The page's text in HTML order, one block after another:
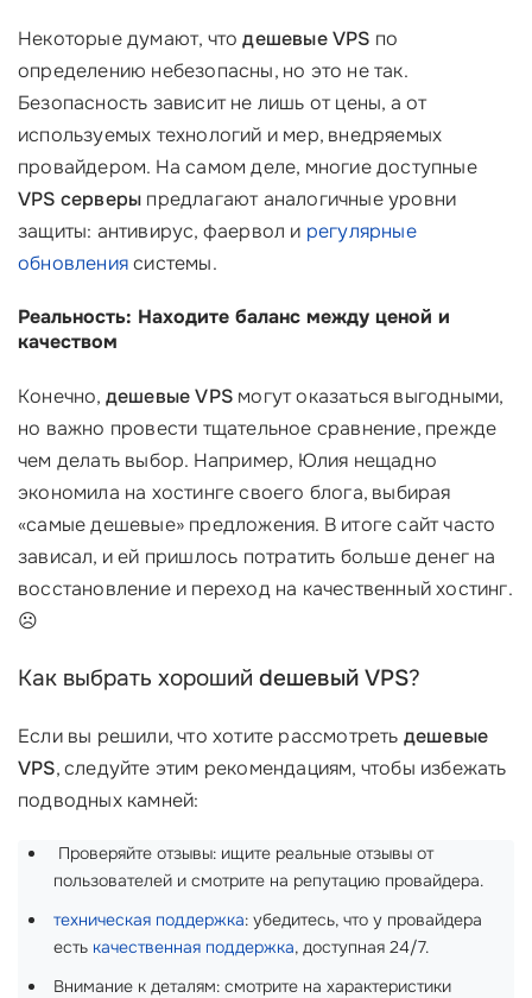
Некоторые думают, чтодешевые VPS по
определению небезопасны, но это не так.
Безопасность зависит не лишь от цены, а от
используемых технологий и мер, внедряемых
провайдером. На самом деле, многие доступные
VPS серверы предлагают аналогичные уровни
защиты: антивирус, фаервол и регулярные
обновлениясистемы.
Реальность: Находите баланс между ценой и
качеством
Конечно, дешевые VPS могут оказаться выгодными,
но важно провести тщательное сравнение, прежде
чем делать выбор. Например, Юлия нещадно
экономила на хостинге своего блога, выбирая
«самые дешевые» предложения. В итоге сайт часто
зависал, и ей пришлось потратить больше денег на
восстановление и переход на качественный хостинг.
☹️
Как выбрать хороший dешевый VPS?
Если вы решили, что хотите рассмотреть дешевые
VPS, следуйте этим рекомендациям, чтобы избежать
подводных камней:
‍ Проверяйте отзывы: ищите реальные отзывы от
пользователей и смотрите на репутацию провайдера.
техническая поддержка: убедитесь, что у провайдера
есть качественная поддержка, доступная 24/7.
Внимание к деталям: смотрите на характеристики